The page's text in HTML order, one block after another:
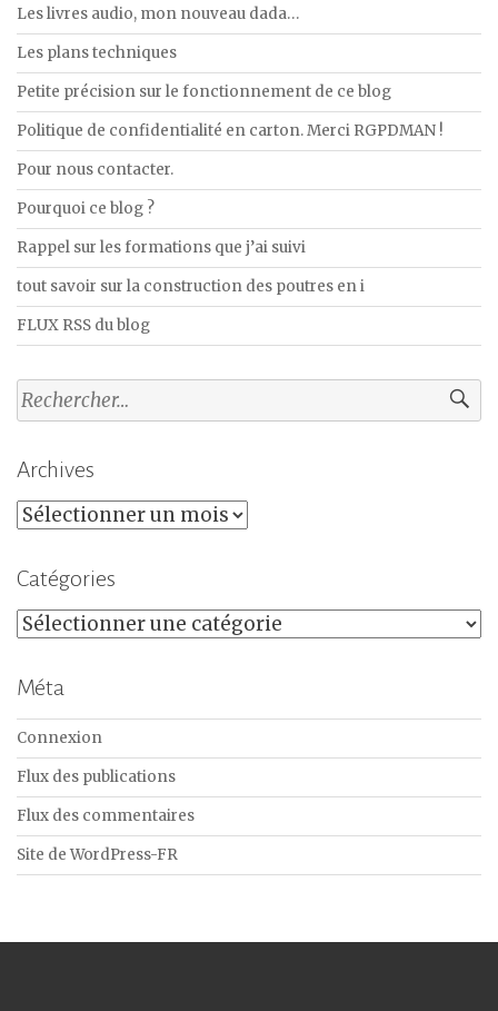
Les livres audio, mon nouveau dada…
Les plans techniques
Petite précision sur le fonctionnement de ce blog
Politique de confidentialité en carton. Merci RGPDMAN !
Pour nous contacter.
Pourquoi ce blog ?
Rappel sur les formations que j’ai suivi
tout savoir sur la construction des poutres en i
FLUX RSS du blog
Rechercher :
Archives
Archives
Catégories
Catégories
Méta
Connexion
Flux des publications
Flux des commentaires
Site de WordPress-FR